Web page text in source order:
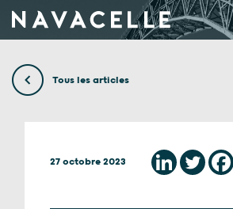
Tous les articles
27 octobre 2023